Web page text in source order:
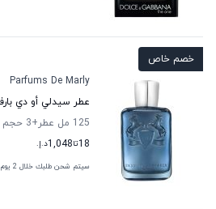
خصم خاص
Parfums De Marly
عطر سيدلي أو دي
125 مل عطر
+3
حجم
18تا1,048د.إ.
سيتم شحن طلبك خلال 2 يوم عمل